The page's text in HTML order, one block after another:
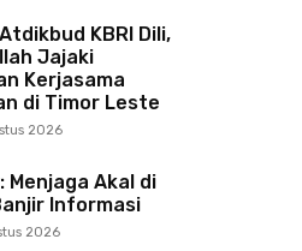
KBRI Dili,
Jajaki
Kerjasama
di Timor Leste
2026
Menjaga Akal di
Informasi
2026